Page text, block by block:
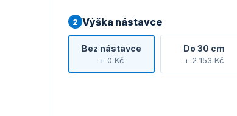
2 Výška nástavce
Bez nástavce
+ 0 Kč
Do 30 cm
+ 2 153 Kč